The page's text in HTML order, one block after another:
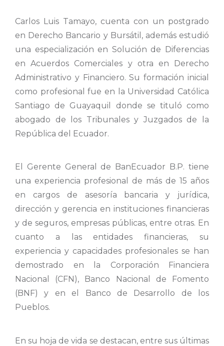
Carlos Luis Tamayo, cuenta con un postgrado
en Derecho Bancario y Bursátil, además estudió
una especialización en Solución de Diferencias
en Acuerdos Comerciales y otra en Derecho
Administrativo y Financiero. Su formación inicial
como profesional fue en la Universidad Católica
Santiago de Guayaquil donde se tituló como
abogado de los Tribunales y Juzgados de la
República del Ecuador.
El Gerente General de BanEcuador B.P. tiene
una experiencia profesional de más de 15 años
en cargos de asesoría bancaria y jurídica,
dirección y gerencia en instituciones financieras
y de seguros, empresas públicas, entre otras. En
cuanto a las entidades financieras, su
experiencia y capacidades profesionales se han
demostrado en la Corporación Financiera
Nacional (CFN), Banco Nacional de Fomento
(BNF) y en el Banco de Desarrollo de los
Pueblos.
En su hoja de vida se destacan, entre sus últimas